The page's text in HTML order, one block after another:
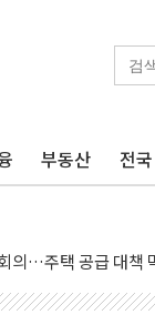
부동산 전국
5거래일 랠리 '마침표'
막바지.."美와 직접
의…주택 공급 대책